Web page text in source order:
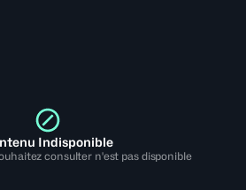
Indisponible
consulter n'est pas disponible